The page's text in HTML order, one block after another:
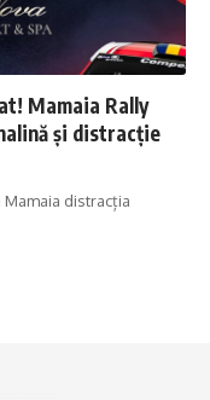
Mamaia Rally
și distracție
distracția